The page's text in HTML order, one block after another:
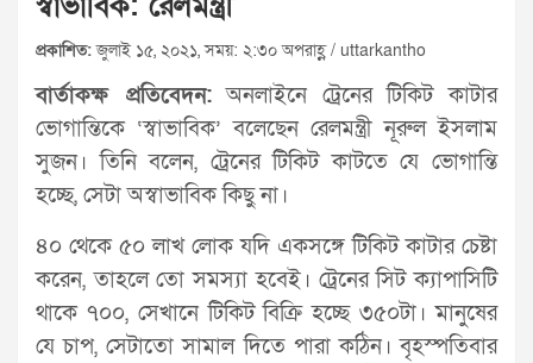
প্রকাশিত:জুলাই ১৫, ২০২১, সময়: ২:৩০ অপরাহ্ণ / uttarkantho
বার্তাকক্ষ প্রতিবেদন:অনলাইনে ট্রেনের টিকিট কাটার
ভোগান্তিকে ‘স্বাভাবিক’ বলেছেন রেলমন্ত্রী নূরুল ইসলাম
সুজন। তিনি বলেন, ট্রেনের টিকিট কাটতে যে ভোগান্তি
হচ্ছে, সেটা অস্বাভাবিক কিছু না।
৪০ থেকে ৫০ লাখ লোক যদি একসঙ্গে টিকিট কাটার চেষ্টা
করেন, তাহলে তো সমস্যা হবেই। ট্রেনের সিট ক্যাপাসিটি
থাকে ৭০০, সেখানে টিকিট বিক্রি হচ্ছে ৩৫০টা। মানুষের
যে চাপ, সেটাতো সামাল দিতে পারা কঠিন। বৃহস্পতিবার